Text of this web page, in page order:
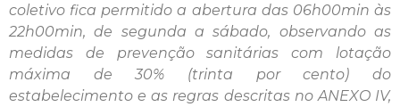
coletivo fica permitido a abertura das 06h00min às
22h00min, de segunda a sábado, observando as
medidas de prevenção sanitárias com lotação
máxima de 30% (trinta por cento) do
estabelecimento e as regras descritas no ANEXO IV,